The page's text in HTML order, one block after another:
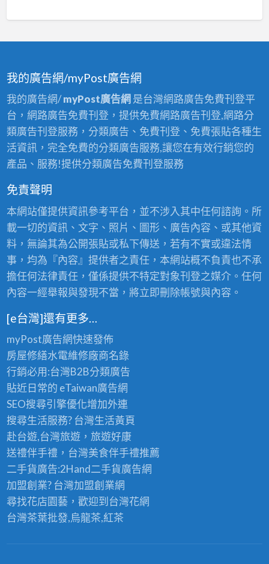
我的廣告網/myPost廣告網
我的廣告網/myPost廣告網 是台灣網路廣告免費刊登平
台，網路廣告免費刊登，提供免費網路廣告刊登,網路分
類廣告刊登服務，分類廣告、免費刊登、免費張貼各種生
活資訊，完全免費的分類廣告服務,讓您在有效行銷您的
產品、服務!提供分類廣告免費刊登服務
免責聲明
本網站僅提供資訊參考平台，並不涉入其中任何諮詢。所
載一切的資訊、文字、照片、圖形、廣告內容、或其他資
料，無論其為公開張貼或私下傳送，若有不實或違法情
事，均為『內容』提供者之責任，本網站概不負責也不承
擔任何法律責任，僅係提供不特定對象刊登之媒介。任何
內容一經舉報與發現不當，將立即刪除帳號與內容。
[e台灣]還有更多…
myPost廣告網快速發佈
房屋修繕水電維修廠商名錄
行銷必用:台灣B2B分類廣告
貼近日常的 eTaiwan廣告網
SEO搜尋引擎優化增加外連
搜尋生活服務? 台灣生活黃頁
赴台遊,台灣旅遊，旅遊好康
送禮伴手禮，台灣美食伴手禮推薦
二手貨廣告:2Hand二手貨廣告網
加盟創業? 台灣加盟創業網
尋找花店園藝，歡迎到 台灣花網
台灣茶葉批發,烏龍茶,紅茶